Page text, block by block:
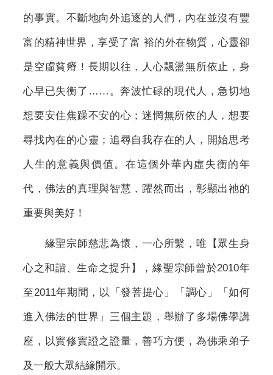
的事實。不斷地向外追逐的人們，內在並沒有豐
富的精神世界，享受了富 裕的外在物質，心靈卻
是空虛貧瘠！長期以往，人心飄盪無所依止，身
心早已失衡了……。奔波忙碌的現代人，急切地
想要安住焦躁不安的心；迷惘無所依的人，想要
尋找內在的心靈；追尋自我存在的人，開始思考
人生的意義與價值。在這個外華內虛失衡的年
代，佛法的真理與智慧，躍然而出，彰顯出祂的
重要與美好！
緣聖宗師慈悲為懷，一心所繫，唯【眾生身
心之和諧、生命之提升】，緣聖宗師曾於2010年
至2011年期間，以「發菩提心」「調心」「如何
進入佛法的世界」三個主題，舉辦了多場佛學講
座，以實修實證之證量，善巧方便，為佛乘弟子
及一般大眾結緣開示。